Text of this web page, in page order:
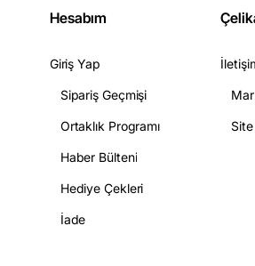
Hesabım
Giriş Yap
Sipariş Geçmişi
Ortaklık Programı
Haber Bülteni
Hediye Çekleri
İade